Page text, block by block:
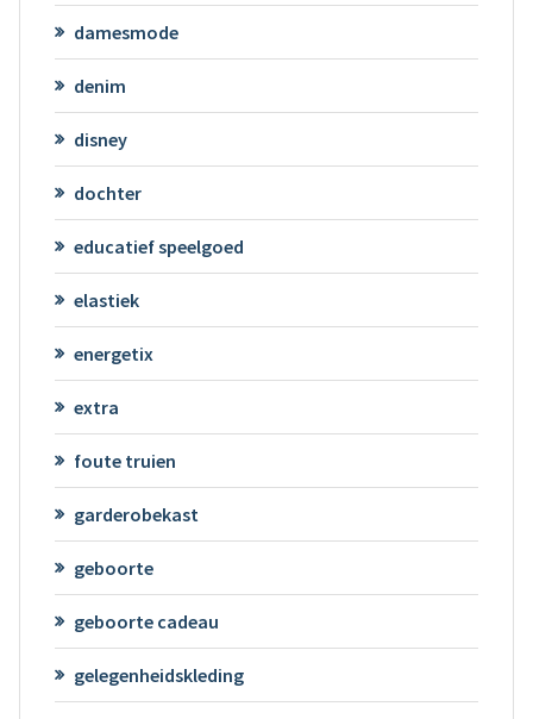
damesmode
denim
disney
dochter
educatief speelgoed
elastiek
energetix
extra
foute truien
garderobekast
geboorte
geboorte cadeau
gelegenheidskleding